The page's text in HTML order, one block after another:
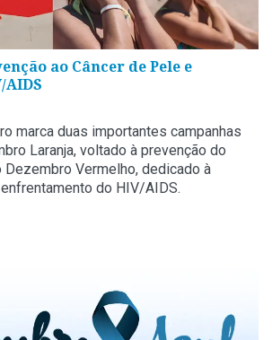
ao Câncer de Pele e
AIDS
marca duas importantes campanhas
Laranja, voltado à prevenção do
Dezembro Vermelho, dedicado à
do HIV/AIDS.